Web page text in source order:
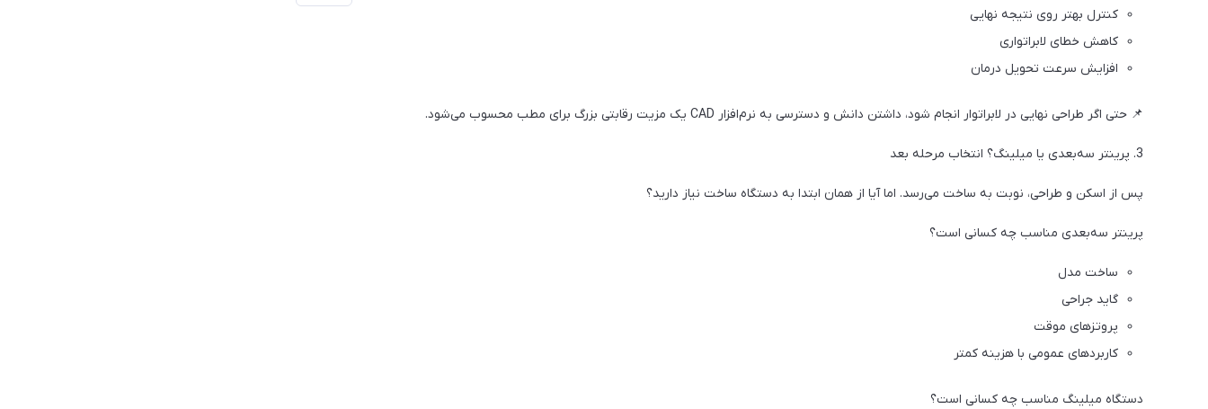
کنترل بهتر روی نتیجه نهایی
کاهش خطای لابراتواری
افزایش سرعت تحویل درمان
📌 حتی اگر طراحی نهایی در لابراتوار انجام شود، داشتن دانش و دسترسی به نرم‌افزار CAD یک مزیت رقابتی بزرگ برای مطب محسوب می‌شود.
3. پرینتر سه‌بعدی یا میلینگ؟ انتخاب مرحله بعد
پس از اسکن و طراحی، نوبت به ساخت می‌رسد. اما آیا از همان ابتدا به دستگاه ساخت نیاز دارید؟
پرینتر سه‌بعدی مناسب چه کسانی است؟
ساخت مدل
گاید جراحی
پروتزهای موقت
کاربردهای عمومی با هزینه کمتر
دستگاه میلینگ مناسب چه کسانی است؟